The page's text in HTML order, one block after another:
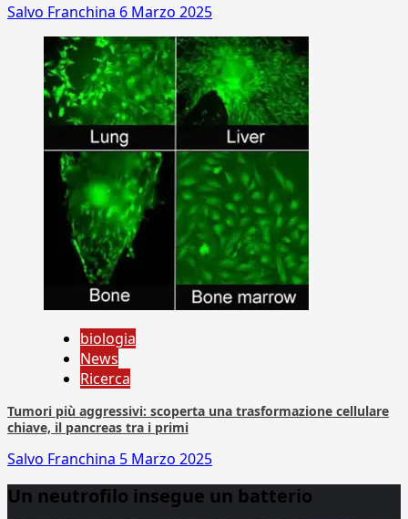
Salvo Franchina 6 Marzo 2025
biologia
News
Ricerca
Tumori più aggressivi: scoperta una trasformazione cellulare
chiave, il pancreas tra i primi
Salvo Franchina 5 Marzo 2025
Un neutrofilo insegue un batterio